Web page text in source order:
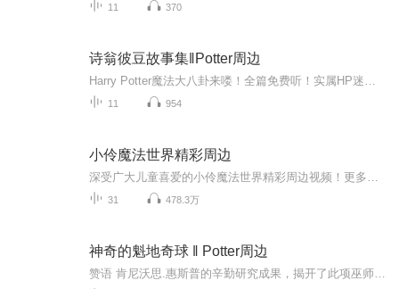
11 370
诗翁彼豆故事集‖Potter周边
11 954
小伶魔法世界精彩周边
31 478.3万
神奇的魁地奇球 ‖ Potter周边